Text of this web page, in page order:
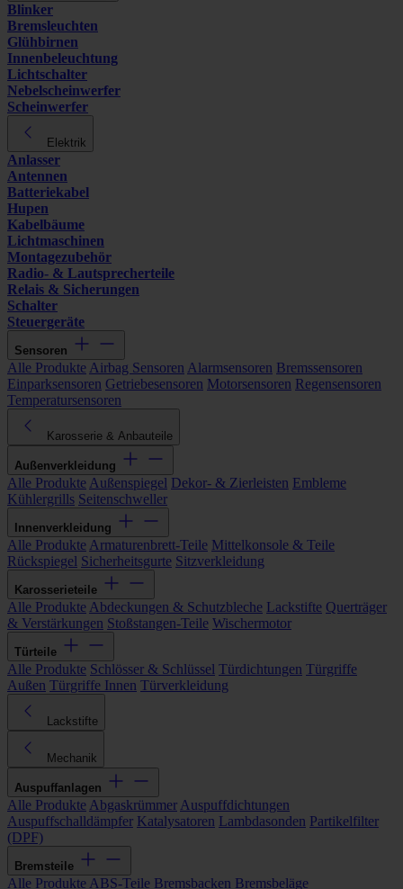
Blinker
Bremsleuchten
Glühbirnen
Innenbeleuchtung
Lichtschalter
Nebelscheinwerfer
Scheinwerfer
Elektrik
Anlasser
Antennen
Batteriekabel
Hupen
Kabelbäume
Lichtmaschinen
Montagezubehör
Radio- & Lautsprecherteile
Relais & Sicherungen
Schalter
Steuergeräte
Sensoren
Alle Produkte Airbag Sensoren Alarmsensoren Bremssensoren
Einparksensoren Getriebesensoren Motorsensoren Regensensoren
Temperatursensoren
Karosserie & Anbauteile
Außenverkleidung
Alle Produkte Außenspiegel Dekor- & Zierleisten Embleme
Kühlergrills Seitenschweller
Innenverkleidung
Alle Produkte Armaturenbrett-Teile Mittelkonsole & Teile
Rückspiegel Sicherheitsgurte Sitzverkleidung
Karosserieteile
Alle Produkte Abdeckungen & Schutzbleche Lackstifte Querträger
& Verstärkungen Stoßstangen-Teile Wischermotor
Türteile
Alle Produkte Schlösser & Schlüssel Türdichtungen Türgriffe
Außen Türgriffe Innen Türverkleidung
Lackstifte
Mechanik
Auspuffanlagen
Alle Produkte Abgaskrümmer Auspuffdichtungen
Auspuffschalldämpfer Katalysatoren Lambdasonden Partikelfilter
(DPF)
Bremsteile
Alle Produkte ABS-Teile Bremsbacken Bremsbeläge